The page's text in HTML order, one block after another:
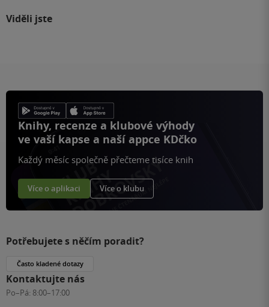
Viděli jste
Knihy, recenze a klubové výhody
ve vaší kapse a naší appce KDčko
Každý měsíc společně přečteme tisíce knih
Více o aplikaci Více o klubu
Potřebujete s něčím poradit?
Často kladené dotazy
Kontaktujte nás
Po–Pá: 8:00–17:00